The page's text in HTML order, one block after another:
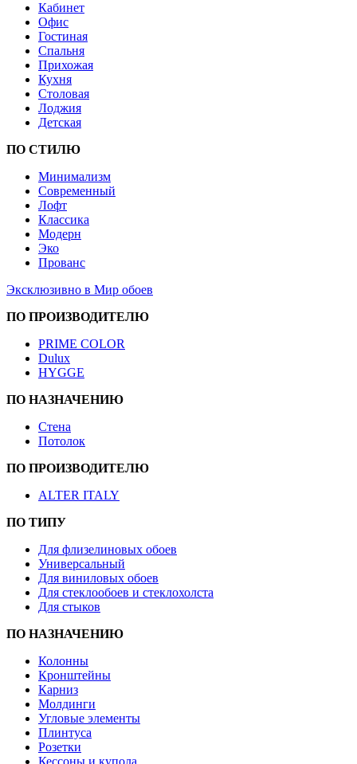
Кабинет
Офис
Гостиная
Спальня
Прихожая
Кухня
Столовая
Лоджия
Детская
ПО СТИЛЮ
Минимализм
Современный
Лофт
Классика
Модерн
Эко
Прованс
Эксклюзивно в Мир обоев
ПО ПРОИЗВОДИТЕЛЮ
PRIME COLOR
Dulux
HYGGE
ПО НАЗНАЧЕНИЮ
Стена
Потолок
ПО ПРОИЗВОДИТЕЛЮ
ALTER ITALY
ПО ТИПУ
Для флизелиновых обоев
Универсальный
Для виниловых обоев
Для стеклообоев и стеклохолста
Для стыков
ПО НАЗНАЧЕНИЮ
Колонны
Кронштейны
Карниз
Молдинги
Угловые элементы
Плинтуса
Розетки
Кессоны и купола